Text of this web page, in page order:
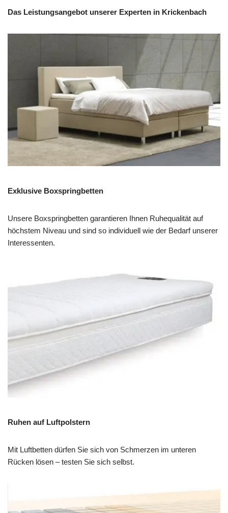
Das Leistungsangebot unserer Experten in Krickenbach
Exklusive Boxspringbetten
Unsere Boxspringbetten garantieren Ihnen Ruhequalität auf
höchstem Niveau und sind so individuell wie der Bedarf unserer
Interessenten.
Ruhen auf Luftpolstern
Mit Luftbetten dürfen Sie sich von Schmerzen im unteren
Rücken lösen – testen Sie sich selbst.